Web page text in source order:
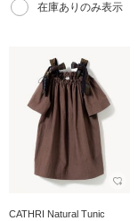
在庫ありのみ表示
CATHRI Natural Tunic